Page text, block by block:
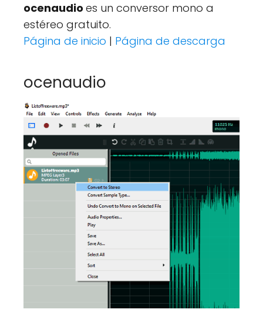
ocenaudio es un conversor mono a
estéreo gratuito.
Página de inicio | Página de descarga
ocenaudio